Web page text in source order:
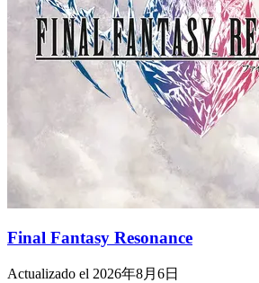
Final Fantasy Resonance
Actualizado el 2026年8月6日